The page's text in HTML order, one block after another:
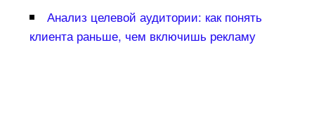
Анализ целевой аудитории: как понять
клиента раньше, чем включишь рекламу